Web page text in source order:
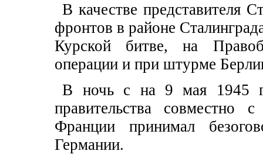
В качестве представителя
фронтов в районе
Курской битве, на
операции и при штурме
В ночь с на 9 мая 1945
правительства
Франции принимал
Германии.